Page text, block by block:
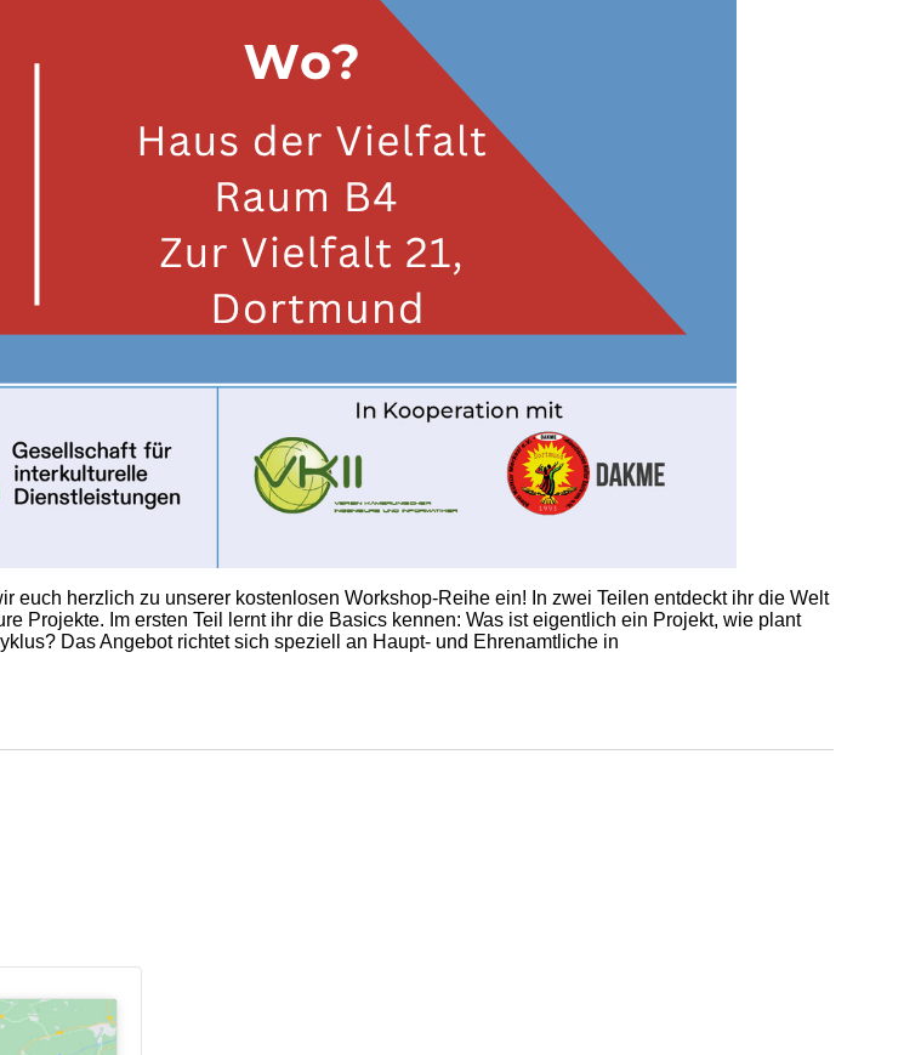
euch herzlich zu unserer kostenlosen Workshop-Reihe ein! In zwei Teilen entdeckt ihr die Welt
Projekte. Im ersten Teil lernt ihr die Basics kennen: Was ist eigentlich ein Projekt, wie plant
Das Angebot richtet sich speziell an Haupt- und Ehrenamtliche in